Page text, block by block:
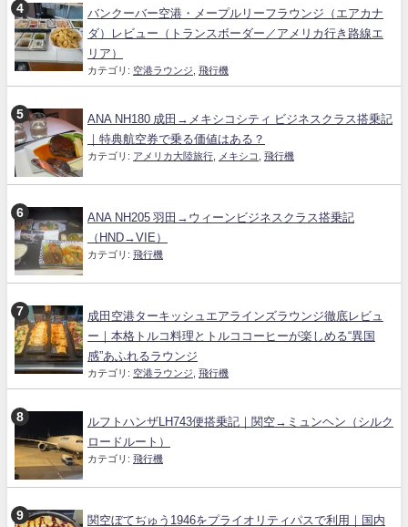
バンクーバー空港・メープルリーフラウンジ（エアカナ
ダ）レビュー（トランスボーダー／アメリカ行き路線エ
リア）
カテゴリ: 空港ラウンジ 飛行機
ANA NH180 成田→メキシコシティ ビジネスクラス搭乗記
｜特典航空券で乗る価値はある？
カテゴリ: アメリカ大陸旅行 メキシコ 飛行機
ANA NH205 羽田→ウィーンビジネスクラス搭乗記
（HND→VIE）
カテゴリ: 飛行機
成田空港ターキッシュエアラインズラウンジ徹底レビュ
ー｜本格トルコ料理とトルココーヒーが楽しめる“異国
感”あふれるラウンジ
カテゴリ: 空港ラウンジ 飛行機
ルフトハンザLH743便搭乗記｜関空→ミュンヘン（シルク
ロードルート）
カテゴリ: 飛行機
関空ぼてぢゅう1946をプライオリティパスで利用｜国内